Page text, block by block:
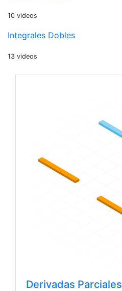
10 videos
Integrales Dobles
13 videos
Derivadas Parciales